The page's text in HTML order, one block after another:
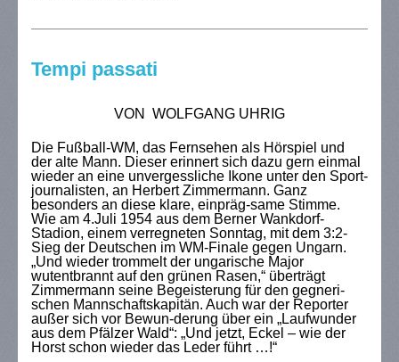
Tempi passati
VON WOLFGANG UHRIG
Die Fußball-WM, das Fernsehen als Hörspiel und
der alte Mann. Dieser erinnert sich dazu gern einmal
wieder an eine unvergessliche Ikone unter den Sport-
journalisten, an Herbert Zimmermann. Ganz
besonders an diese klare, einpräg-same Stimme.
Wie am 4.Juli 1954 aus dem Berner Wankdorf-
Stadion, einem verregneten Sonntag, mit dem 3:2-
Sieg der Deutschen im WM-Finale gegen Ungarn.
„Und wieder trommelt der ungarische Major
wutentbrannt auf den grünen Rasen,“ überträgt
Zimmermann seine Begeisterung für den gegneri-
schen Mannschaftskapitän. Auch war der Reporter
außer sich vor Bewun-derung über ein „Laufwunder
aus dem Pfälzer Wald“: „Und jetzt, Eckel – wie der
Horst schon wieder das Leder führt …!“